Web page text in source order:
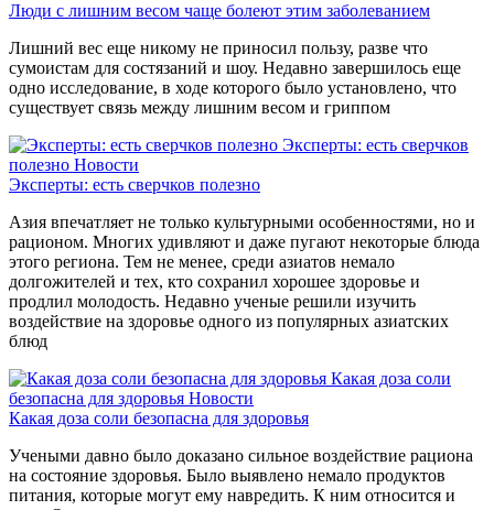
Люди с лишним весом чаще болеют этим заболеванием
Лишний вес еще никому не приносил пользу, разве что
сумоистам для состязаний и шоу. Недавно завершилось еще
одно исследование, в ходе которого было установлено, что
существует связь между лишним весом и гриппом
Эксперты: есть сверчков
полезно Новости
Эксперты: есть сверчков полезно
Азия впечатляет не только культурными особенностями, но и
рационом. Многих удивляют и даже пугают некоторые блюда
этого региона. Тем не менее, среди азиатов немало
долгожителей и тех, кто сохранил хорошее здоровье и
продлил молодость. Недавно ученые решили изучить
воздействие на здоровье одного из популярных азиатских
блюд
Какая доза соли
безопасна для здоровья Новости
Какая доза соли безопасна для здоровья
Учеными давно было доказано сильное воздействие рациона
на состояние здоровья. Было выявлено немало продуктов
питания, которые могут ему навредить. К ним относится и